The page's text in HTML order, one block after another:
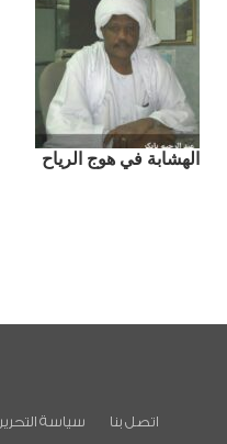
الهشابة في هوج الرياح
اتصل بنا سياسة التحرير